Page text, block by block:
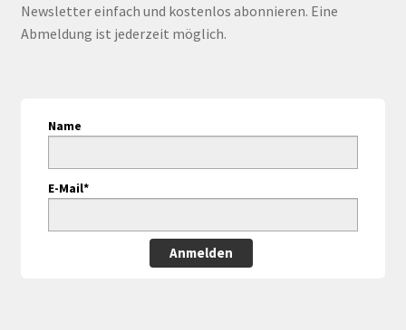
Newsletter einfach und kostenlos abonnieren. Eine
Abmeldung ist jederzeit möglich.
Name
E-Mail*
Anmelden